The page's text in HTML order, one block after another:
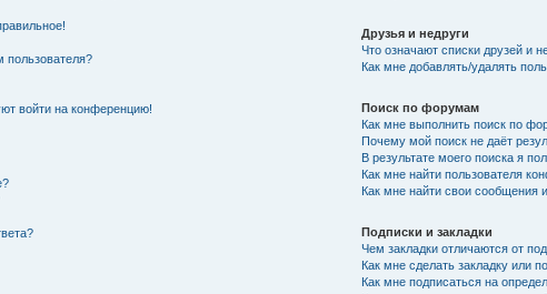
войти на конференцию!
Друзья и недруги
Что означают списки друзей и
Как мне добавлять/удалять
Поиск по форумам
Как мне выполнить поиск по
Почему мой поиск не даёт
В результате моего поиска я
Как мне найти пользователя
Как мне найти свои сообщения
Подписки и закладки
Чем закладки отличаются от
Как мне сделать закладку или
Как мне подписаться на